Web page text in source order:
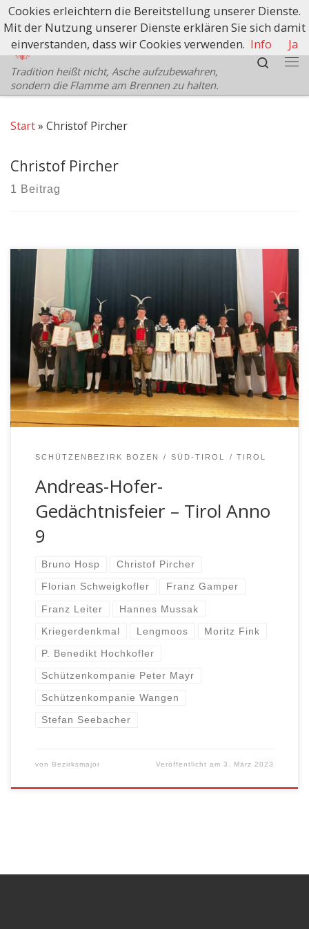
Zum Inhalt springen
Schützenbezirk Bozen
Tradition heißt nicht, Asche aufzubewahren,
sondern die Flamme am Brennen zu halten.
Search
Start» Christof Pircher
Christof Pircher
1 Beitrag
Am Sonntag, den 26.02.23 gedachte die
Schützenkompanie Peter Mayr Ritten wieder in
gewohnter Form vor dem Kriegerdenkmal in Lengmoos
der Tiroler Helden Anno 9, der Gefallenen beider
Weltkriege und all jener Personen, welche für die
Freiheit und Unabhängigkeit unserer Heimat ihr Leben
eingesetzt haben. Dieser Gedenkfeier vorausgegangen
war der Einzug […]
SCHÜTZENBEZIRK BOZEN SÜD-TIROL TIROL
Andreas-Hofer-
Gedächtnisfeier – Tirol Anno
9
Bruno Hosp Christof Pircher
Florian Schweigkofler Franz Gamper
Franz Leiter Hannes Mussak
Kriegerdenkmal Lengmoos Moritz Fink
P. Benedikt Hochkofler
Schützenkompanie Peter Mayr
Schützenkompanie Wangen
Stefan Seebacher
von Bezirksmajor Veröffentlicht am3. März 2023
Cookies erleichtern die Bereitstellung unserer Dienste.
Mit der Nutzung unserer Dienste erklären Sie sich damit
einverstanden, dass wir Cookies verwenden. Info Ja